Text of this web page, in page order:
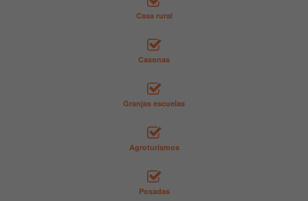
Casa rural
Casonas
Granjas escuelas
Agroturismos
Posadas